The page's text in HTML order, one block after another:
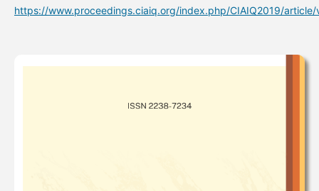
https://www.proceedings.ciaiq.org/index.php/CIAIQ2019/